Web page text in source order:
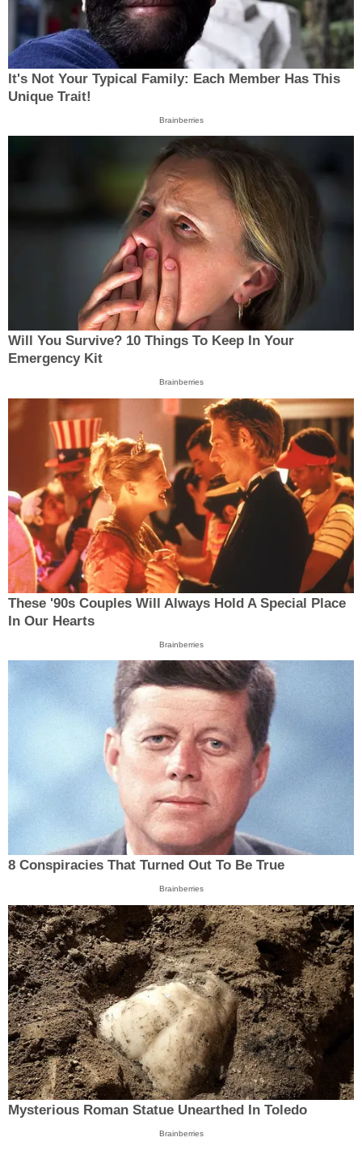
It's Not Your Typical Family: Each Member Has This
Unique Trait!
Brainberries
Will You Survive? 10 Things To Keep In Your
Emergency Kit
Brainberries
These '90s Couples Will Always Hold A Special Place
In Our Hearts
Brainberries
8 Conspiracies That Turned Out To Be True
Brainberries
Mysterious Roman Statue Unearthed In Toledo
Brainberries